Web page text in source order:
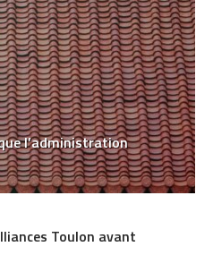
l’administration
Toulon avant